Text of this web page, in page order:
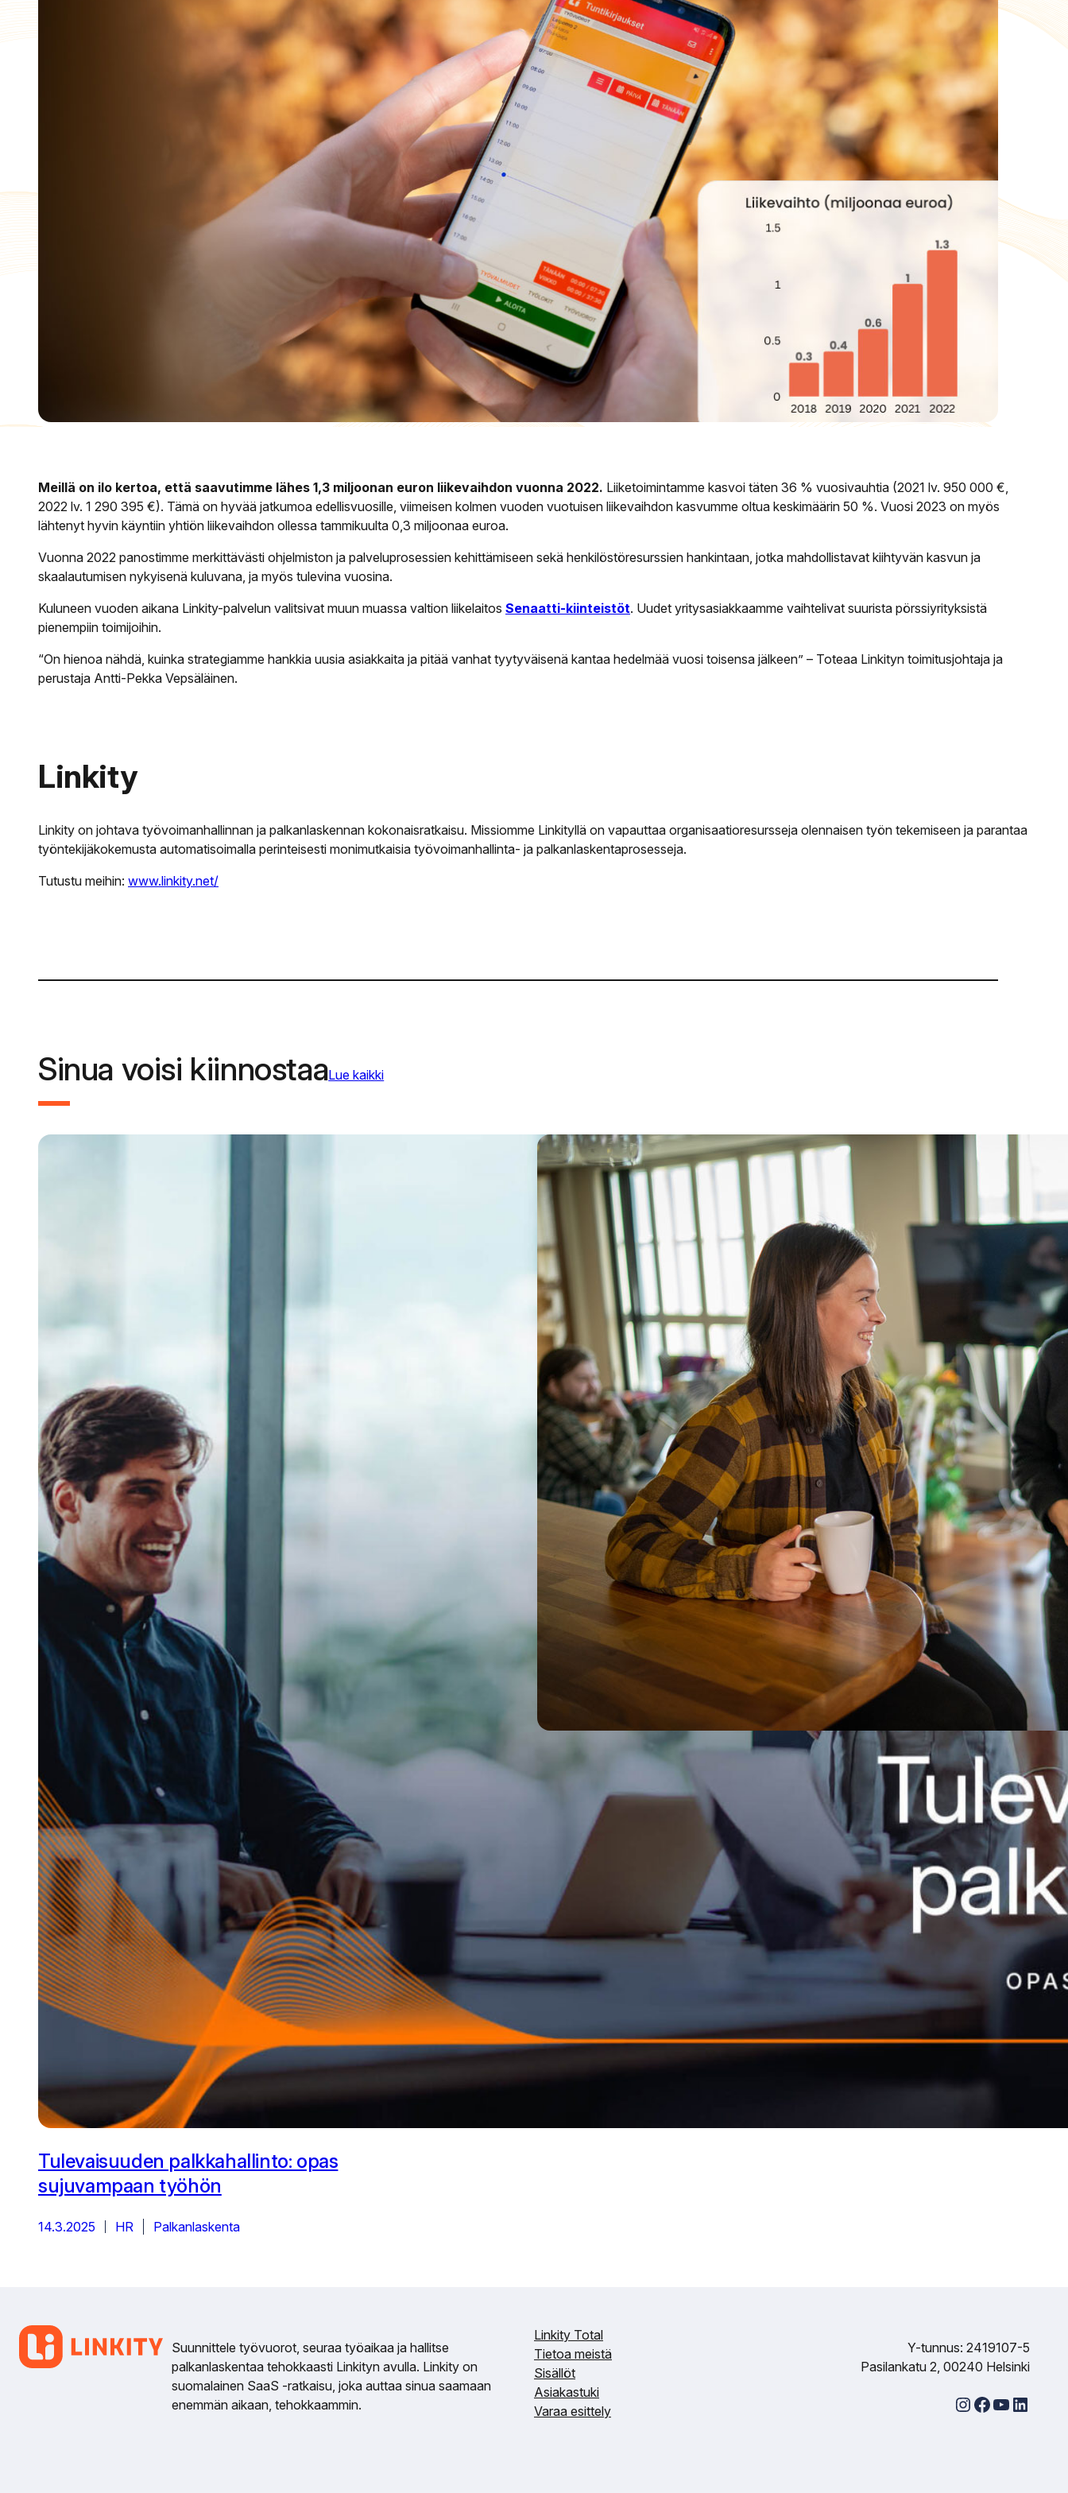
Meillä on ilo kertoa, että saavutimme lähes 1,3 miljoonan euron liikevaihdon vuonna 2022. Liiketoimintamme kasvoi täten 36 % vuosivauhtia (2021 lv. 950 000 €,
2022 lv. 1 290 395 €). Tämä on hyvää jatkumoa edellisvuosille, viimeisen kolmen vuoden vuotuisen liikevaihdon kasvumme oltua keskimäärin 50 %. Vuosi 2023 on myös
lähtenyt hyvin käyntiin yhtiön liikevaihdon ollessa tammikuulta 0,3 miljoonaa euroa.
Vuonna 2022 panostimme merkittävästi ohjelmiston ja palveluprosessien kehittämiseen sekä henkilöstöresurssien hankintaan, jotka mahdollistavat kiihtyvän kasvun ja
skaalautumisen nykyisenä kuluvana, ja myös tulevina vuosina.
Kuluneen vuoden aikana Linkity-palvelun valitsivat muun muassa valtion liikelaitos Senaatti-kiinteistöt. Uudet yritysasiakkaamme vaihtelivat suurista pörssiyrityksistä
pienempiin toimijoihin.
“On hienoa nähdä, kuinka strategiamme hankkia uusia asiakkaita ja pitää vanhat tyytyväisenä kantaa hedelmää vuosi toisensa jälkeen” – Toteaa Linkityn toimitusjohtaja ja
perustaja Antti-Pekka Vepsäläinen.
Linkity
Linkity on johtava työvoimanhallinnan ja palkanlaskennan kokonaisratkaisu. Missiomme Linkityllä on vapauttaa organisaatioresursseja olennaisen työn tekemiseen ja parantaa
työntekijäkokemusta automatisoimalla perinteisesti monimutkaisia ​​työvoimanhallinta- ja palkanlaskentaprosesseja.
Tutustu meihin: www.linkity.net/
Sinua voisi kiinnostaaLue kaikki
Tulevaisuuden palkkahallinto: opas
sujuvampaan työhön
14.3.2025 HR Palkanlaskenta
Linkitylle 61 % kasvu
käyttäjämäärissä ja 600 parannusta
vuonna 2022
17.2.2023 Uutiset
Hartwall Capital kiihdyttämään
palkanlaskennan ja
työvoimanhallinnan edelläkävijän
Linkityn kasvua
10.2.2025
Salmonfarm säästää päiviä
palkanlaskennassa Linkityn avulla
Referenssit
Suunnittele työvuorot, seuraa työaikaa ja hallitse
palkanlaskentaa tehokkaasti Linkityn avulla. Linkity on
suomalainen SaaS -ratkaisu, joka auttaa sinua saamaan
enemmän aikaan, tehokkaammin.
Linkity Total
Tietoa meistä
Sisällöt
Asiakastuki
Varaa esittely
Y-tunnus: 2419107-5
Pasilankatu 2, 00240 Helsinki
InstagramFacebook YouTube LinkedIn